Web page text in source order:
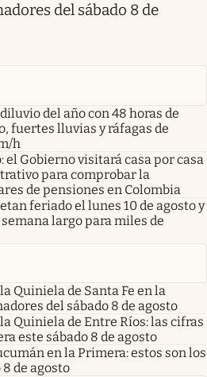
del sábado 8 de
del año con 48 horas de
fuertes lluvias y ráfagas de
h
el Gobierno visitará casa por casa
para comprobar la
de pensiones en Colombia
feriado el lunes 10 de agosto y
largo para miles de
Quiniela de Santa Fe en la
del sábado 8 de agosto
Quiniela de Entre Ríos: las cifras
este sábado 8 de agosto
en la Primera: estos son los
de agosto